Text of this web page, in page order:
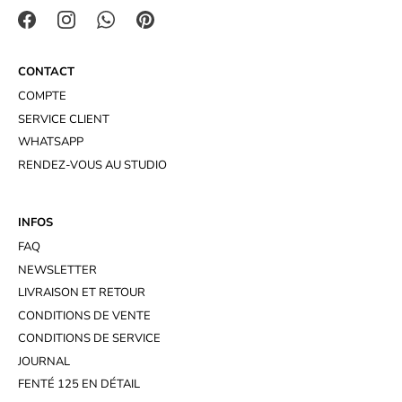
CONTACT
COMPTE
SERVICE CLIENT
WHATSAPP
RENDEZ-VOUS AU STUDIO
INFOS
FAQ
NEWSLETTER
LIVRAISON ET RETOUR
CONDITIONS DE VENTE
CONDITIONS DE SERVICE
JOURNAL
FENTÉ 125 EN DÉTAIL